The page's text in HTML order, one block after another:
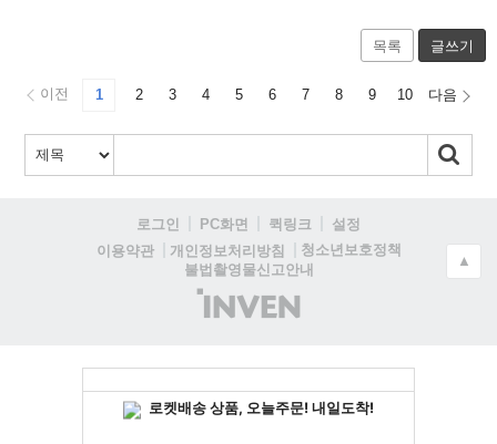
목록 글쓰기
이전 1 2 3 4 5 6 7 8 9 10 다음
로그인 PC화면 퀵링크
설정
이용약관
개인정보처리방침
청소년보호정책
불법촬영물신고안내
(주)
인
▲